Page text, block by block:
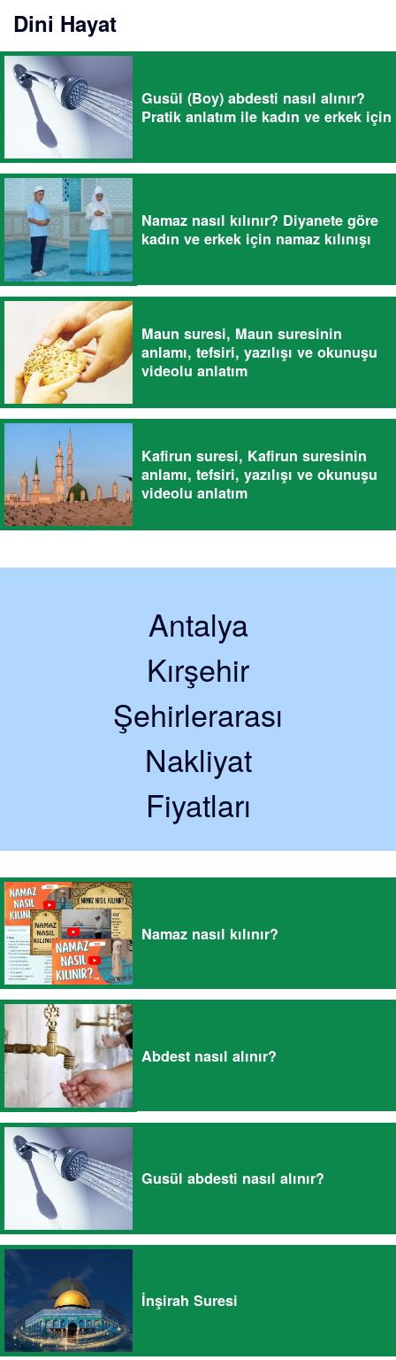
Dini Hayat
Gusül (Boy) abdesti nasıl alınır?
Pratik anlatım ile kadın ve erkek için
Namaz nasıl kılınır? Diyanete göre
kadın ve erkek için namaz kılınışı
Maun suresi, Maun suresinin
anlamı, tefsiri, yazılışı ve okunuşu
videolu anlatım
Kafirun suresi, Kafirun suresinin
anlamı, tefsiri, yazılışı ve okunuşu
videolu anlatım
Antalya
Kırşehir
Şehirlerarası
Nakliyat
Fiyatları
Namaz nasıl kılınır?
Abdest nasıl alınır?
Gusül abdesti nasıl alınır?
İnşirah Suresi